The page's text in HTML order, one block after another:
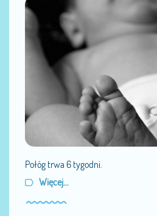
Połóg trwa 6 tygodni.
Więcej...